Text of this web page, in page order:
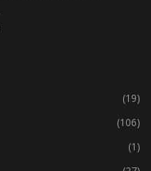
(19)
(106)
(1)